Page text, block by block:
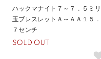
ハックマナイト７～７．５ミリ
玉ブレスレットＡ～ＡＡ１５．
７センチ
SOLD OUT